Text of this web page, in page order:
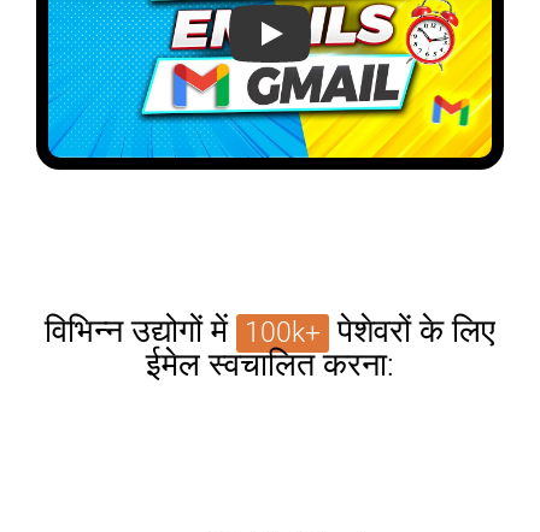
जीमेल में आवर्ती ईमेल कैसे भेजें
विभिन्न उद्योगों में 100k+ पेशेवरों के लिए
ईमेल स्वचालित करना: